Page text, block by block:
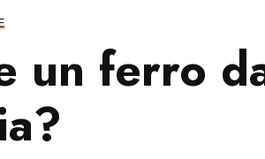
un ferro